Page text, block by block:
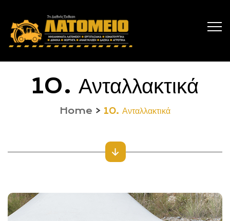
10. Ανταλλακτικά
Home > 10. Ανταλλακτικά